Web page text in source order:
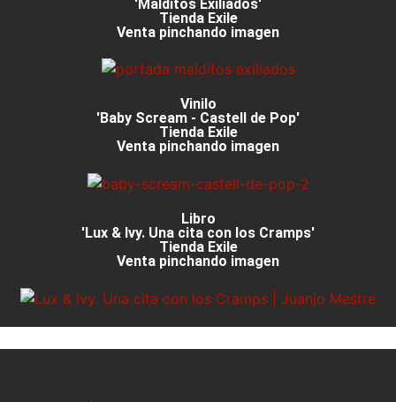
'Malditos Exiliados'
Tienda Exile
Venta pinchando imagen
Vinilo
'Baby Scream - Castell de Pop'
Tienda Exile
Venta pinchando imagen
Libro
'Lux & Ivy. Una cita con los Cramps'
Tienda Exile
Venta pinchando imagen